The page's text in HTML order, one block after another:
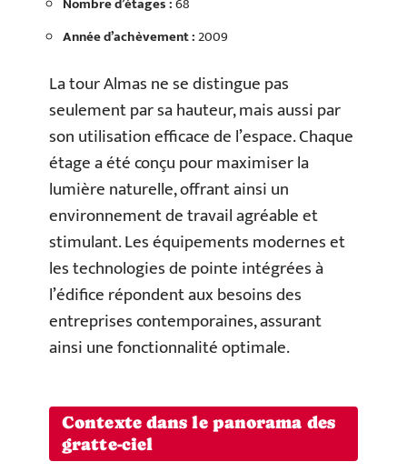
Année d’achèvement :2009
La tour Almas ne se distingue pas
seulement par sa hauteur, mais aussi par
son utilisation efficace de l’espace. Chaque
étage a été conçu pour maximiser la
lumière naturelle, offrant ainsi un
environnement de travail agréable et
stimulant. Les équipements modernes et
les technologies de pointe intégrées à
l’édifice répondent aux besoins des
entreprises contemporaines, assurant
ainsi une fonctionnalité optimale.
Contexte dans le panorama des
gratte-ciel